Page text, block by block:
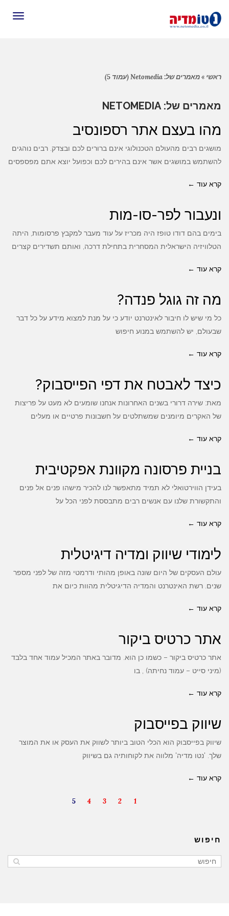
ראשי »מאמרים של: Netomedia (עמוד 5)
מאמרים של: NETOMEDIA
מהו בעצם אתר רספונסיב
מושגים רבים מהעולם הטכנולוגי אינם ברורים לכם ובצדק. רבים נוהגים
להשתמש במושגים אשר אינם בהירים לכם וכפועל יוצא אתם מפספסים
קרא עוד ←
ונעבור לפר-סו-מות
בימים בהם דודו טופז היה מכריז על עוד מעבר למקבץ פרסומות, היתה
הטלוויזיה הישראלית המסחרית בתחילת דרכה, ואותם תשדירים קצרים
קרא עוד ←
מה זה גוגל פנדה?
כל מי שיש לו חיבור לאינטרנט יודע כי על מנת למצוא מידע על כל דבר
שבעולם, יש להשתמש במנוע חיפוש
קרא עוד ←
כיצד לאבטח את דפי הפייסבוק?
מאת: שירה דרורי בשנים האחרונות אנחנו שומעים לא מעט על פריצות
של האקרים מיומנים שמשתלטים על חשבונות פרטיים או מעלים
קרא עוד ←
בניית פרסונה מקוונת אפקטיבית
בעידן הווירטואלי לא תמיד מתאפשר לנו להכיר מישהו פנים אל פנים
והתקשורת שלנו עם אנשים רבים מתבססת לפני הכל על
קרא עוד ←
לימודי שיווק ומדיה דיגיטלית
עולם העסקים של היום שונה באופן מהותי ודרמטי מזה של לפני מספר
שנים. רשת האינטרנט והמדיה הדיגיטלית מהוות כיום את
קרא עוד ←
אתר כרטיס ביקור
אתר כרטיס ביקור – כשמו כן הוא. מדובר באתר המכיל עמוד אחד בלבד
(מיני סייט – עמוד נחיתה) , בו
קרא עוד ←
שיווק בפייסבוק
שיווק בפייסבוק הוא הכלי הטוב ביותר לשווק את העסק או את המוצר
שלך. 'נטו מדיה' מלווה את לקוחותיה גם בשיווק
קרא עוד ←
1
2
3
4
5
חיפוש